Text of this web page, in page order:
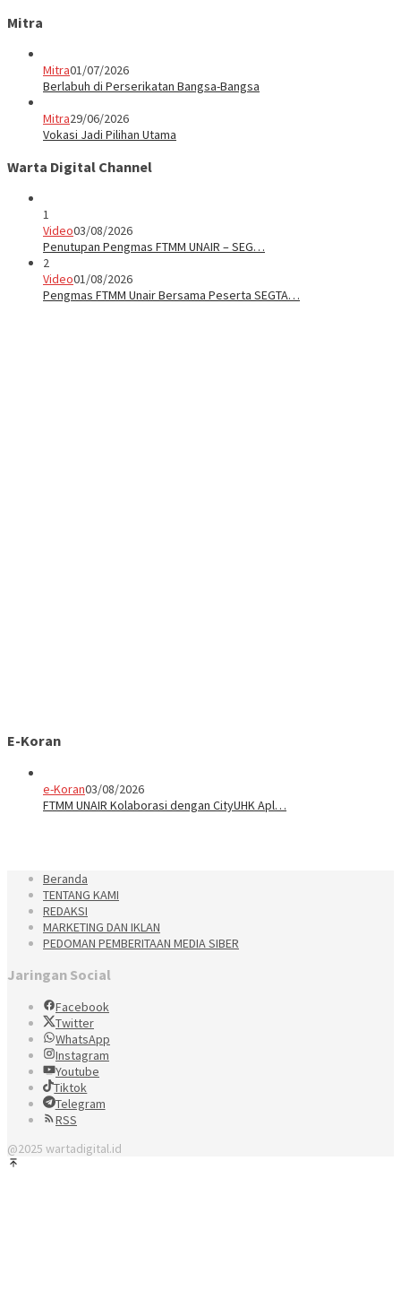
Mitra
Mitra01/07/2026
Berlabuh di Perserikatan Bangsa-Bangsa
Mitra29/06/2026
Vokasi Jadi Pilihan Utama
Warta Digital Channel
1
Video03/08/2026
Penutupan Pengmas FTMM UNAIR – SEG…
2
Video01/08/2026
Pengmas FTMM Unair Bersama Peserta SEGTA…
E-Koran
e-Koran03/08/2026
FTMM UNAIR Kolaborasi dengan CityUHK Apl…
Beranda
TENTANG KAMI
REDAKSI
MARKETING DAN IKLAN
PEDOMAN PEMBERITAAN MEDIA SIBER
Jaringan Social
Facebook
Twitter
WhatsApp
Instagram
Youtube
Tiktok
Telegram
RSS
@2025 wartadigital.id